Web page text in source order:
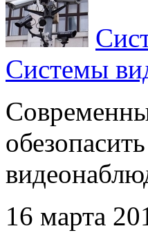
Системы
16 марта